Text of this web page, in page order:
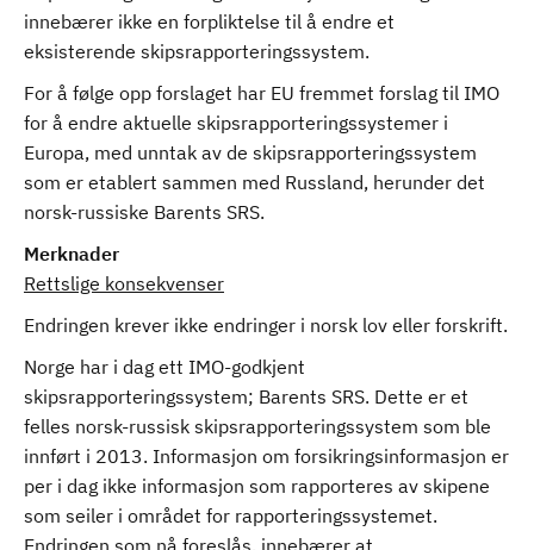
innebærer ikke en forpliktelse til å endre et
eksisterende skipsrapporteringssystem.
For å følge opp forslaget har EU fremmet forslag til IMO
for å endre aktuelle skipsrapporteringssystemer i
Europa, med unntak av de skipsrapporteringssystem
som er etablert sammen med Russland, herunder det
norsk-russiske Barents SRS.
Merknader
Rettslige konsekvenser
Endringen krever ikke endringer i norsk lov eller forskrift.
Norge har i dag ett IMO-godkjent
skipsrapporteringssystem; Barents SRS. Dette er et
felles norsk-russisk skipsrapporteringssystem som ble
innført i 2013. Informasjon om forsikringsinformasjon er
per i dag ikke informasjon som rapporteres av skipene
som seiler i området for rapporteringssystemet.
Endringen som nå foreslås, innebærer at